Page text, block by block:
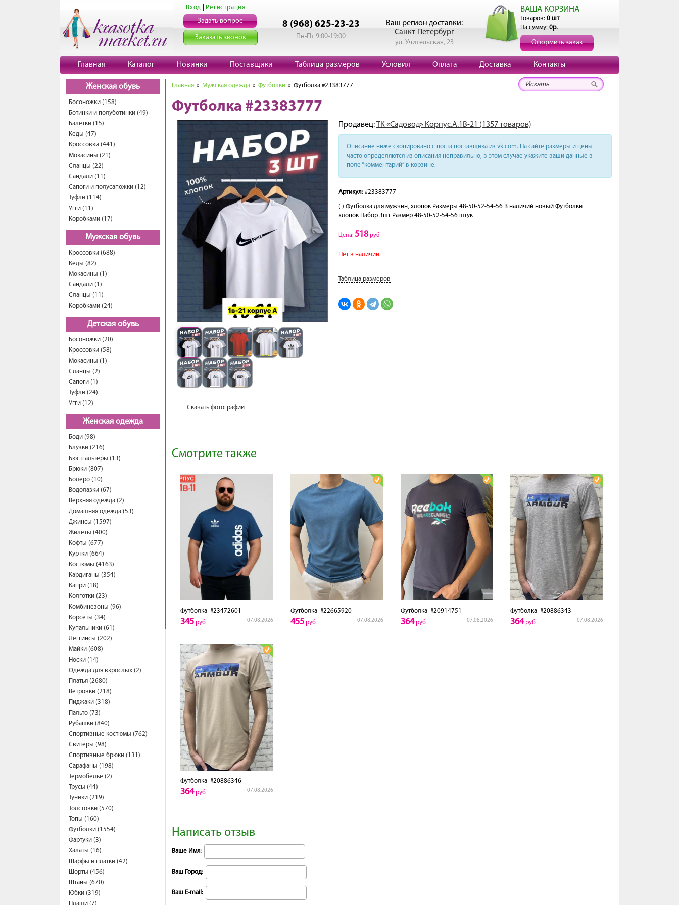
Вход Регистрация
Задать вопрос
Заказать звонок
8 (968) 625-23-23
Пн-Пт 9:00-19:00
Ваш регион доставки:
Санкт-Петербург
ул. Учительская, 23
ВАША КОРЗИНА
Товаров: 0 шт
На сумму: 0р.
Оформить заказ
Главная Каталог Новинки Поставщики Таблица размеров Условия Оплата Доставка Контакты
Женская обувь
Босоножки (158)
Ботинки и полуботинки (49)
Балетки (15)
Кеды (47)
Кроссовки (441)
Мокасины (21)
Сланцы (22)
Сандали (11)
Сапоги и полусапожки (12)
Туфли (114)
Угги (11)
Коробками (17)
Мужская обувь
Кроссовки (688)
Кеды (82)
Мокасины (1)
Сандали (1)
Сланцы (11)
Коробками (24)
Детская обувь
Босоножки (20)
Кроссовки (58)
Мокасины (1)
Сланцы (2)
Сапоги (1)
Туфли (24)
Угги (12)
Женская одежда
Боди (98)
Блузки (216)
Бюстгальтеры (13)
Брюки (807)
Болеро (10)
Водолазки (67)
Верхняя одежда (2)
Домашняя одежда (53)
Джинсы (1597)
Жилеты (400)
Кофты (677)
Куртки (664)
Костюмы (4163)
Кардиганы (354)
Капри (18)
Колготки (23)
Комбинезоны (96)
Корсеты (34)
Купальники (61)
Леггинсы (202)
Майки (608)
Носки (14)
Одежда для взрослых (2)
Платья (2680)
Ветровки (218)
Пиджаки (318)
Пальто (73)
Рубашки (840)
Спортивные костюмы (762)
Свитеры (98)
Спортивные брюки (131)
Сарафаны (198)
Термобелье (2)
Трусы (44)
Туники (219)
Толстовки (570)
Топы (160)
Футболки (1554)
Фартуки (3)
Халаты (16)
Шарфы и платки (42)
Шорты (456)
Штаны (670)
Юбки (319)
Главная » Мужская одежда » Футболки » Футболка #23383777
Футболка #23383777
Скачать фотографии
Продавец:ТК «Садовод» Корпус.А.1В-21 (1357 товаров)
Описание ниже скопировано с поста поставщика из vk.com. На сайте размеры и цены
часто определяются из описания неправильно, в этом случае укажите ваши данные в
поле “комментарий” в корзине.
Артикул: #23383777
( ) Футболка для мужчин, хлопок Размеры 48-50-52-54-56 В наличий новый Футболки
хлопок Набор 3шт Размер 48-50-52-54-56 штук
Цена: 518руб
Нет в наличии.
Таблица размеров
Смотрите также
Футболка #23472601
07.08.2026
345 руб
Футболка#22665920
07.08.2026
455руб
Футболка#20914751
07.08.2026
364руб
Футболка #20886343
07.08.2026
364руб
Футболка #20886346
07.08.2026
364руб
Написать отзыв
Ваше Имя:
Ваш Город:
Ваш E-mail: